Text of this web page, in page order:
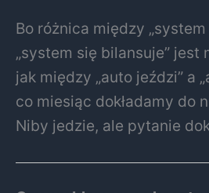
Bo różnica między „system
„system się bilansuje” jest
jak między „auto jeździ” a
co miesiąc dokładamy do
Niby jedzie, ale pytanie